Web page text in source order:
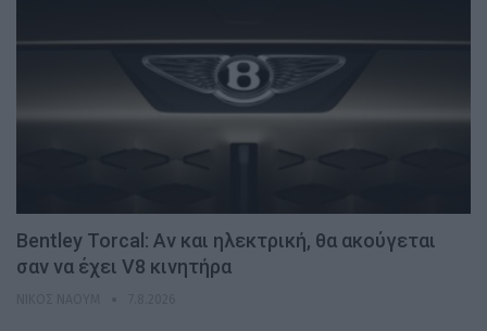
Bentley Torcal: Αν και ηλεκτρική, θα ακούγεται
σαν να έχει V8 κινητήρα